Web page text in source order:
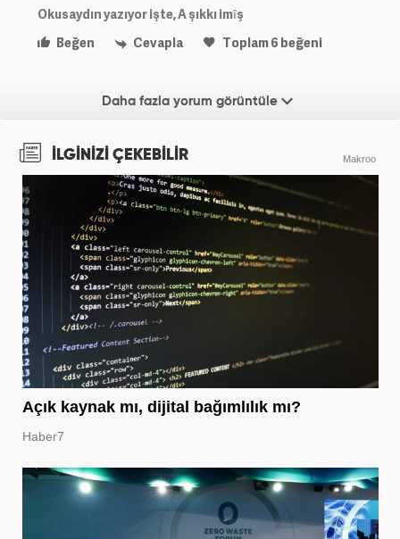
Okusaydın yazıyor işte, A şıkkı imîş
Beğen
Cevapla Toplam6 beğeni
Daha fazla yorum görüntüle
İLGİNİZİ ÇEKEBİLİR Makroo
Açık kaynak mı, dijital bağımlılık mı?
Haber7